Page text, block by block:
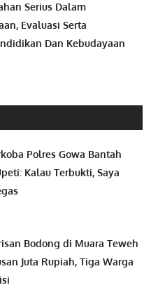
Serius Dalam
Evaluasi Serta
Dan Kebudayaan
Polres Gowa Bantah
Kalau Terbukti, Saya
Bodong di Muara Teweh
Juta Rupiah, Tiga Warga